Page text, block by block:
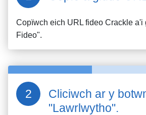
Copïwch eich URL fideo Crackle a'i
Fideo".
Cliciwch ar y
"Lawrlwytho".